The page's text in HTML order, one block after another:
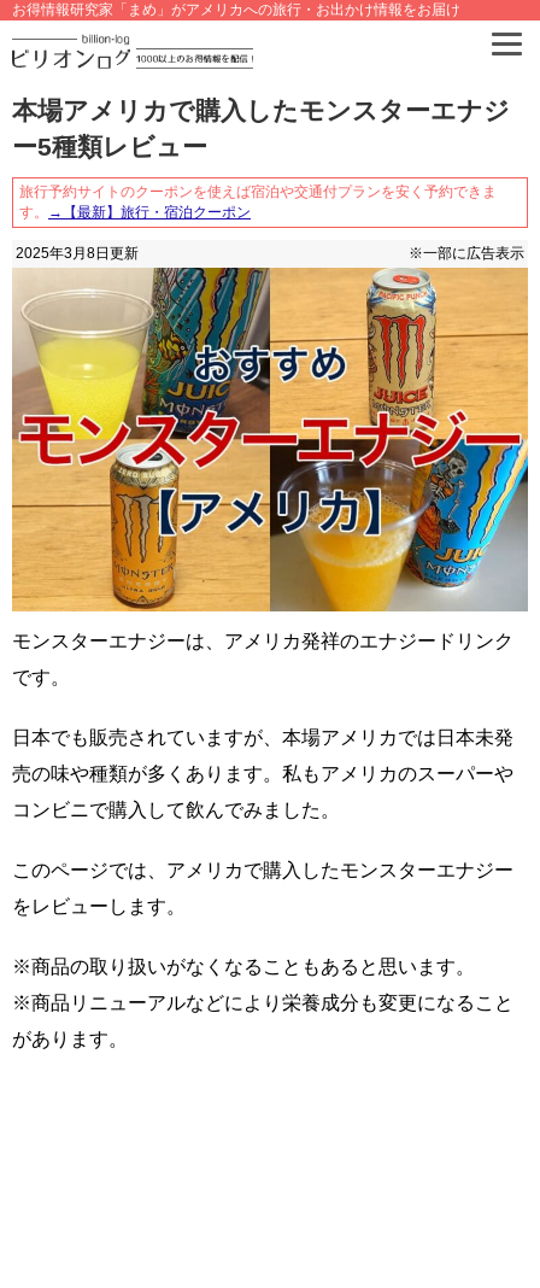
お得情報研究家「まめ」がアメリカへの旅行・お出かけ情報をお届け
本場アメリカで購入したモンスターエナジ
ー5種類レビュー
旅行予約サイトのクーポンを使えば宿泊や交通付プランを安く予約できま
す。
→【最新】旅行・宿泊クーポン
2025年3月8日 更新 ※一部に広告表示
モンスターエナジーは、アメリカ発祥のエナジードリンク
です。
日本でも販売されていますが、本場アメリカでは日本未発
売の味や種類が多くあります。私もアメリカのスーパーや
コンビニで購入して飲んでみました。
このページでは、アメリカで購入したモンスターエナジー
をレビューします。
※商品の取り扱いがなくなることもあると思います。
※商品リニューアルなどにより栄養成分も変更になること
があります。